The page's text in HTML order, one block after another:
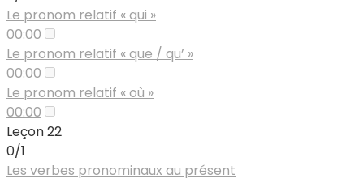
Le pronom relatif « qui »
00:00
Le pronom relatif « que / qu’ »
00:00
Le pronom relatif « où »
00:00
Leçon 22
0/1
Les verbes pronominaux au présent